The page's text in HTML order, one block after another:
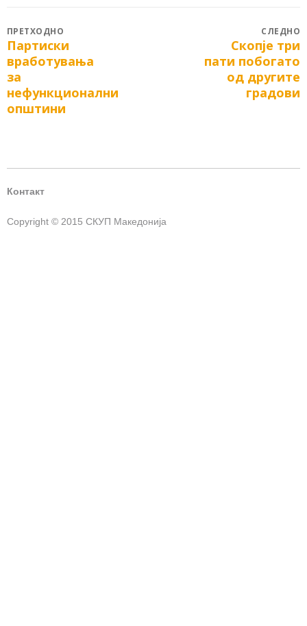
Post
navigation
ПРЕТХОДНО
Previous
post:
Партиски
вработувања
за
нефункционални
општини
СЛЕДНО
post:
Скопје три
пати побогато
од другите
градови
Контакт
Copyright © 2015 СКУП Македонија